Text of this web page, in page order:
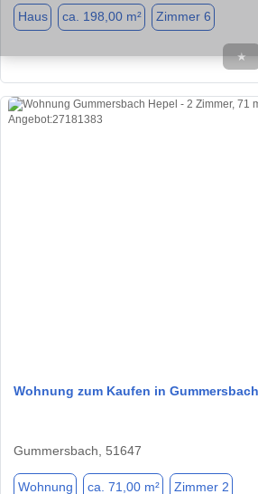
Haus ca. 198,00 m² Zimmer 6
★
Wohnung zum Kaufen in Gummersbach
Gummersbach, 51647
Wohnung ca. 71,00 m² Zimmer 2